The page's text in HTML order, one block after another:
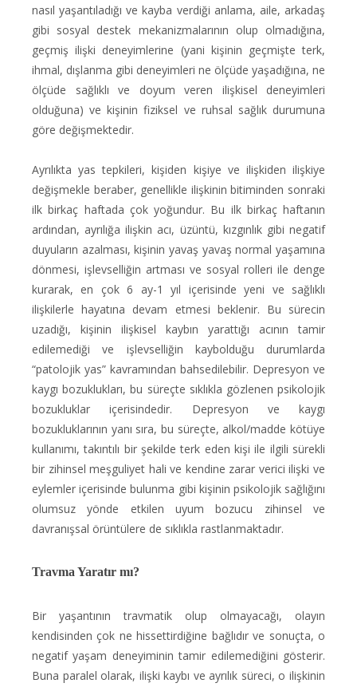
nasıl yaşantıladığı ve kayba verdiği anlama, aile, arkadaş
gibi sosyal destek mekanizmalarının olup olmadığına,
geçmiş ilişki deneyimlerine (yani kişinin geçmişte terk,
ihmal, dışlanma gibi deneyimleri ne ölçüde yaşadığına, ne
ölçüde sağlıklı ve doyum veren ilişkisel deneyimleri
olduğuna) ve kişinin fiziksel ve ruhsal sağlık durumuna
göre değişmektedir.
Ayrılıkta yas tepkileri, kişiden kişiye ve ilişkiden ilişkiye
değişmekle beraber, genellikle ilişkinin bitiminden sonraki
ilk birkaç haftada çok yoğundur. Bu ilk birkaç haftanın
ardından, ayrılığa ilişkin acı, üzüntü, kızgınlık gibi negatif
duyuların azalması, kişinin yavaş yavaş normal yaşamına
dönmesi, işlevselliğin artması ve sosyal rolleri ile denge
kurarak, en çok 6 ay-1 yıl içerisinde yeni ve sağlıklı
ilişkilerle hayatına devam etmesi beklenir. Bu sürecin
uzadığı, kişinin ilişkisel kaybın yarattığı acının tamir
edilemediği ve işlevselliğin kaybolduğu durumlarda
“patolojik yas” kavramından bahsedilebilir. Depresyon ve
kaygı bozuklukları, bu süreçte sıklıkla gözlenen psikolojik
bozukluklar içerisindedir. Depresyon ve kaygı
bozukluklarının yanı sıra, bu süreçte, alkol/madde kötüye
kullanımı, takıntılı bir şekilde terk eden kişi ile ilgili sürekli
bir zihinsel meşguliyet hali ve kendine zarar verici ilişki ve
eylemler içerisinde bulunma gibi kişinin psikolojik sağlığını
olumsuz yönde etkilen uyum bozucu zihinsel ve
davranışsal örüntülere de sıklıkla rastlanmaktadır.
Travma Yaratır mı?
Bir yaşantının travmatik olup olmayacağı, olayın
kendisinden çok ne hissettirdiğine bağlıdır ve sonuçta, o
negatif yaşam deneyiminin tamir edilemediğini gösterir.
Buna paralel olarak, ilişki kaybı ve ayrılık süreci, o ilişkinin